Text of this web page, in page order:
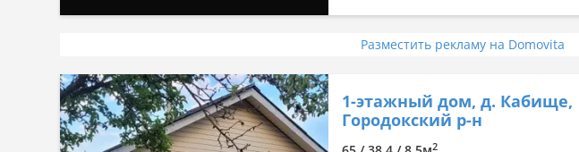
Разместить рекламу на Domovita
1-этажный дом, д. Кабище,
Городокский р-н
2